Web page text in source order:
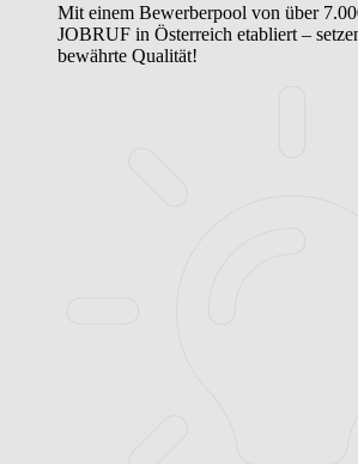
Mit einem Bewerberpool von über
JOBRUF in Österreich etabliert –
bewährte Qualität!